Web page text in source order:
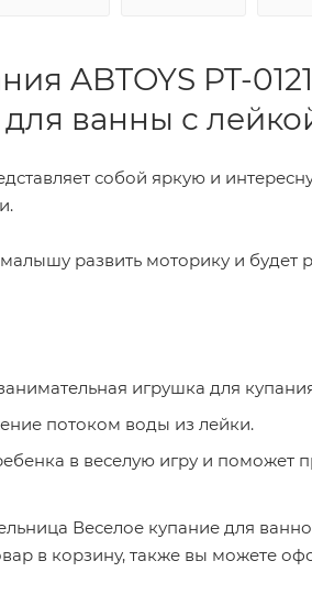
ABTOYS PT-
ванны с
собой яркую и
развить моторику и будет
игрушка для
потоком воды из лейки.
Веселое купание для
в корзину, также вы можете